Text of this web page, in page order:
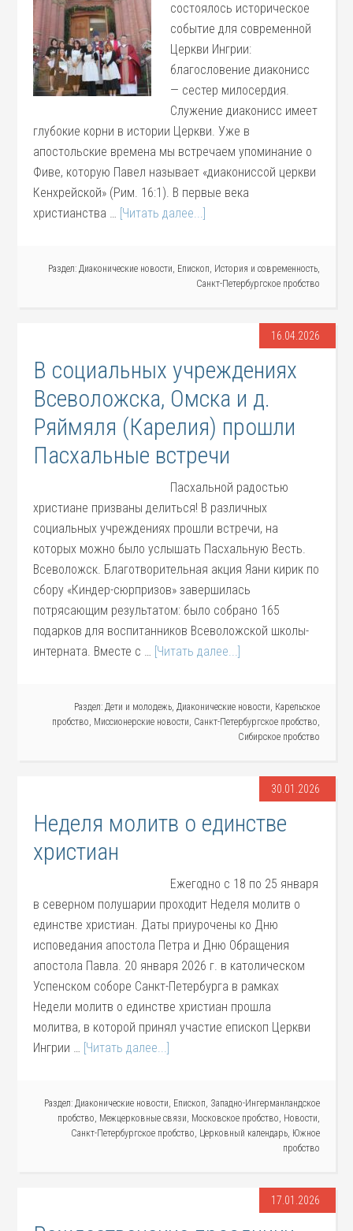
состоялось историческое
событие для современной
Церкви Ингрии:
благословение диаконисс
— сестер милосердия.
Служение диаконисс имеет
глубокие корни в истории Церкви. Уже в
апостольские времена мы встречаем упоминание о
Фиве, которую Павел называет «диакониссой церкви
Кенхрейской» (Рим. 16:1). В первые века
христианства … [Читать далее...]
Раздел: Диаконические новости, Епископ, История и современность,
Санкт-Петербургское пробство
16.04.2026
В социальных учреждениях
Всеволожска, Омска и д.
Ряймяля (Карелия) прошли
Пасхальные встречи
Пасхальной радостью
христиане призваны делиться! В различных
социальных учреждениях прошли встречи, на
которых можно было услышать Пасхальную Весть.
Всеволожск. Благотворительная акция Яани кирик по
сбору «Киндер-сюрпризов» завершилась
потрясающим результатом: было собрано 165
подарков для воспитанников Всеволожской школы-
интерната. Вместе с … [Читать далее...]
Раздел: Дети и молодежь, Диаконические новости, Карельское
пробство, Миссионерские новости, Санкт-Петербургское пробство,
Сибирское пробство
30.01.2026
Неделя молитв о единстве
христиан
Ежегодно с 18 по 25 января
в северном полушарии проходит Неделя молитв о
единстве христиан. Даты приурочены ко Дню
исповедания апостола Петра и Дню Обращения
апостола Павла. 20 января 2026 г. в католическом
Успенском соборе Санкт-Петербурга в рамках
Недели молитв о единстве христиан прошла
молитва, в которой принял участие епископ Церкви
Ингрии … [Читать далее...]
Раздел: Диаконические новости, Епископ, Западно-Ингерманландское
пробство, Межцерковные связи, Московское пробство, Новости,
Санкт-Петербургское пробство, Церковный календарь, Южное
пробство
17.01.2026